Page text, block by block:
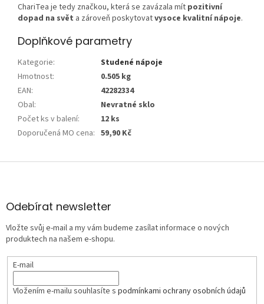
ChariTea je tedy značkou, která se zavázala mít pozitivní
dopad na svět a zároveň poskytovatvysoce kvalitní nápoje.
Doplňkové parametry
Kategorie:
Studené nápoje
Hmotnost:
0.505 kg
EAN:
42282334
Obal:
Nevratné sklo
Počet ks v balení:
12 ks
Doporučená MO cena: 59,90 Kč
Z
aOdebírat newsletter
Vložte svůj e-mail a my vám budeme zasílat informace o nových
produktech na našem e-shopu.
E-mail
Vložením e-mailu souhlasíte s podmínkami ochrany osobních údajů